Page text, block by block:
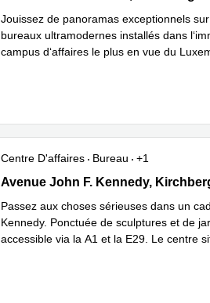
Jouissez de panoramas exceptionnels
bureaux ultramodernes installés dans
campus d‘affaires le plus en vue du
Centre D'affaires Bureau
+1
43 avenue John F. Kennedy, Kirchberg
Avenue John F. Kennedy,
Passez aux choses sérieuses dans un
Kennedy. Ponctuée de sculptures et de
accessible via la A1 et la E29. Le centre